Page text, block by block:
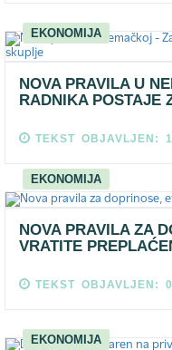
EKONOMIJA
NOVA PRAVILA U
RADNIKA POSTAJE
TEKST OBJAVLJEN:
EKONOMIJA
NOVA PRAVILA ZA
VRATITE
TEKST OBJAVLJEN:
EKONOMIJA